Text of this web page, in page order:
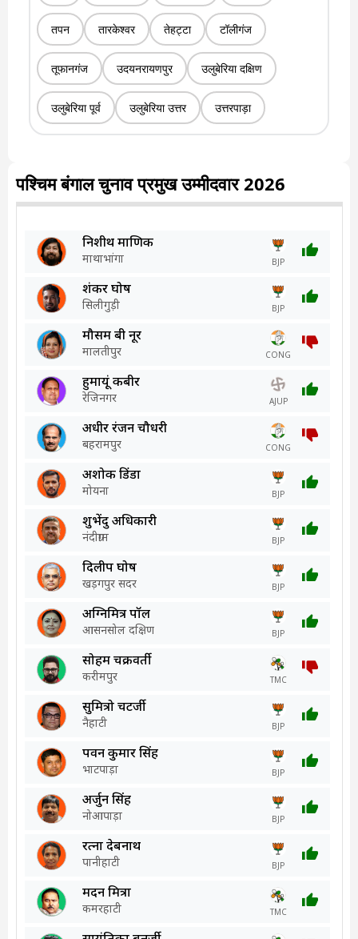
तपन तारकेश्वर तेहट्टा टॉलीगंज
तूफानगंज उदयनरायणपुर उलुबेरिया दक्षिण
उलुबेरिया पूर्व उलुबेरिया उत्तर उत्तरपाड़ा
पश्चिम बंगाल चुनाव प्रमुख उम्मीदवार 2026